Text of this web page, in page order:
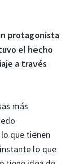
protagonista
el hecho
a través
más
que tienen
lo que